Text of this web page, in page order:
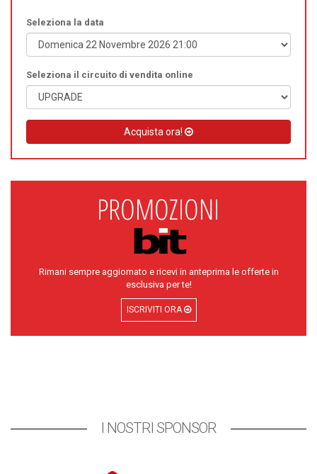
Seleziona la data
Seleziona il circuito di vendita online
Acquista ora!
Rimani sempre aggiornato e ricevi in anteprima le offerte in
esclusiva per te!
ISCRIVITI ORA
I NOSTRI SPONSOR